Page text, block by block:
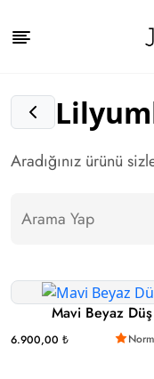
Aradığınız ürünü
Mavi Beyaz Düş
6.900,00 ₺